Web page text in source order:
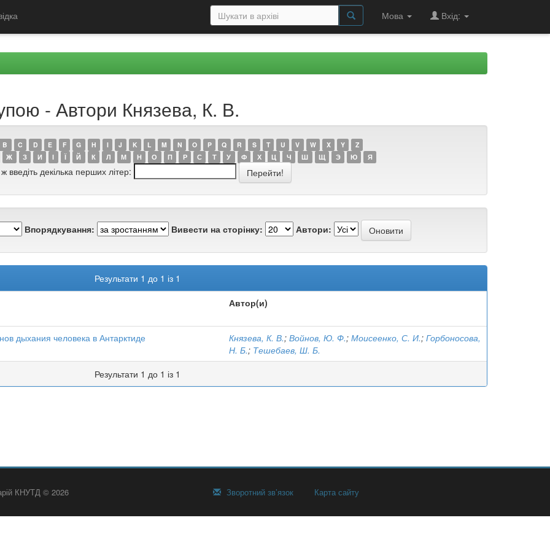
Мова Вхід:
- Автори Князева, К. В.
B C D E F G H I J K L M N O P Q R S T U V W X Y
Z
Ж З И І Ї Й К Л М Н О П Р С Т У Ф Х Ц Ч Ш Щ Э Ю Я
введіть декілька перших літер:
Впорядкування: Вивести на сторінку: Автори:
Результати 1 до 1 із 1
Автор(и)
дыхания человека в Антарктиде Князева, К. В.; Войнов, Ю. Ф.; Моисеенко, С. И.; Горбоносова,
Н. Б.; Тешебаев, Ш. Б.
Результати 1 до 1 із 1
КНУТД © 2026 Зворотний зв’язок Карта сайту